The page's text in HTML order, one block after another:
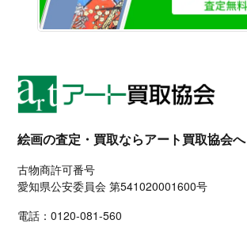
絵画の査定・買取ならアート買取協会へ
古物商許可番号
愛知県公安委員会 第541020001600号
電話：0120-081-560